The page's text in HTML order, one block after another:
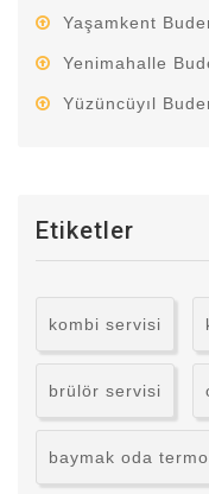
Yaşamkent
Yenimahalle
Yüzüncüyıl
Etiketler
kombi servisi
brülör servisi
baymak oda